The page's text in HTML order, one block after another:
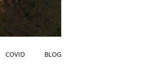
COVID BLOG